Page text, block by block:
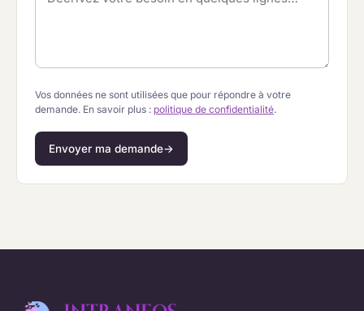
Vos données ne sont utilisées que pour répondre à votre
demande. En savoir plus : politique de confidentialité.
Envoyer ma demande→